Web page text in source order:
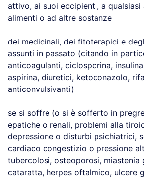
attivo, ai suoi eccipienti, a
alimenti o ad altre sostanze
dei medicinali, dei fitoterapici e
assunti in passato (citando in
anticoagulanti, ciclosporina,
aspirina, diuretici, ketoconazolo,
anticonvulsivanti)
se si soffre (o si è sofferto in
epatiche o renali, problemi alla
depressione o disturbi psichiatrici,
cardiaco congestizio o pressione
tubercolosi, osteoporosi, miastenia
cataratta, herpes oftalmico, ulcere